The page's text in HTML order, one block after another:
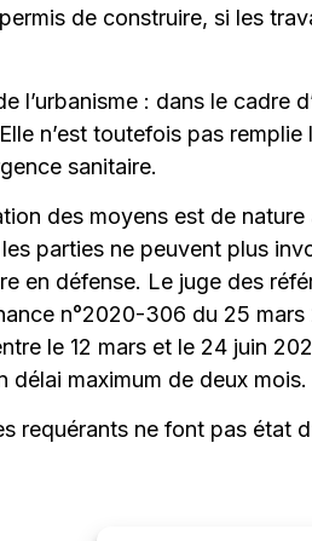
de construire, si les
: dans le cadre
n’est toutefois pas remplie
sanitaire.
des moyens est de
parties ne peuvent plus
en défense. Le juge des
n°2020-306 du 25
le 12 mars et le 24 juin
maximum de deux mois.
requérants ne font pas état